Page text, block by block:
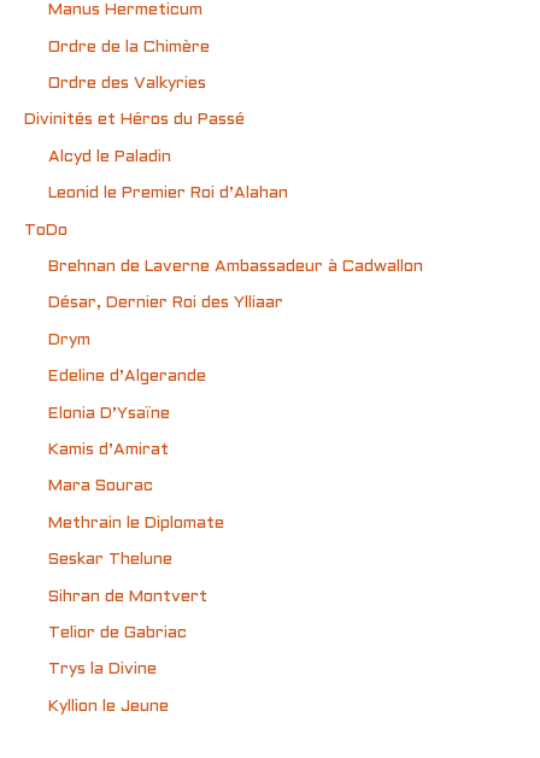
Manus Hermeticum
Ordre de la Chimère
Ordre des Valkyries
Divinités et Héros du Passé
Alcyd le Paladin
Leonid le Premier Roi d’Alahan
ToDo
Brehnan de Laverne Ambassadeur à Cadwallon
Désar, Dernier Roi des Ylliaar
Drym
Edeline d’Algerande
Elonia D’Ysaïne
Kamis d’Amirat
Mara Sourac
Methrain le Diplomate
Seskar Thelune
Sihran de Montvert
Telior de Gabriac
Trys la Divine
Kyllion le Jeune